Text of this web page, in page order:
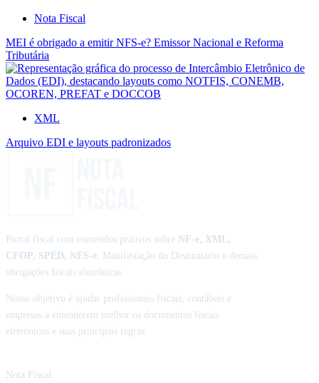
Nota Fiscal
MEI é obrigado a emitir NFS-e? Emissor Nacional e Reforma
Tributária
XML
Arquivo EDI e layouts padronizados
Portal fiscal com conteúdos práticos sobre NF-e, XML,
CFOP, SPED, NFS-e , Manifestação do Destinatário e demais
obrigações fiscais eletrônicas.
Nosso objetivo é ajudar profissionais fiscais, contábeis e
empresas a entenderem melhor os documentos fiscais
eletrônicos e suas principais regras.
Nota Fiscal